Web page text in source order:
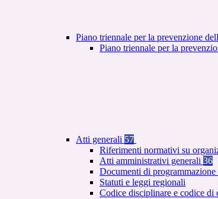
Piano triennale per la prevenzione
Piano triennale per la
Atti generali 57
Riferimenti normativi su
Atti amministrativi generali 36
Documenti di programmazione
Statuti e leggi regionali
Codice disciplinare e codice di